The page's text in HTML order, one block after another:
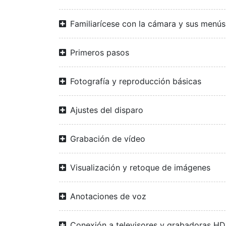
Familiarícese con la cámara y sus menús
Primeros pasos
Fotografía y reproducción básicas
Ajustes del disparo
Grabación de vídeo
Visualización y retoque de imágenes
Anotaciones de voz